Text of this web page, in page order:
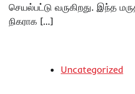
செயல்பட்டு வருகிறது. இந்த
நிகராக […]
Uncategorized